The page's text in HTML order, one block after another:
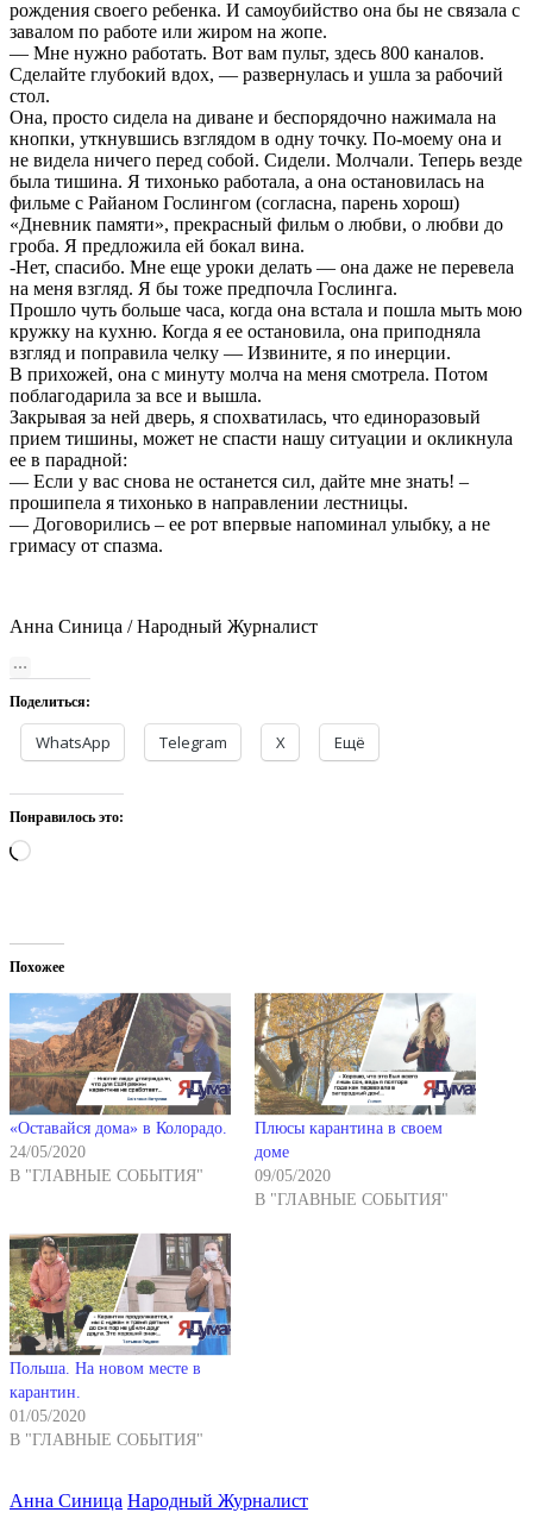
рождения своего ребенка. И самоубийство она бы не связала с
завалом по работе или жиром на жопе.
— Мне нужно работать. Вот вам пульт, здесь 800 каналов.
Сделайте глубокий вдох, — развернулась и ушла за рабочий
стол.
Она, просто сидела на диване и беспорядочно нажимала на
кнопки, уткнувшись взглядом в одну точку. По-моему она и
не видела ничего перед собой. Сидели. Молчали. Теперь везде
была тишина. Я тихонько работала, а она остановилась на
фильме с Райаном Гослингом (согласна, парень хорош)
«Дневник памяти», прекрасный фильм о любви, о любви до
гроба. Я предложила ей бокал вина.
-Нет, спасибо. Мне еще уроки делать — она даже не перевела
на меня взгляд. Я бы тоже предпочла Гослинга.
Прошло чуть больше часа, когда она встала и пошла мыть мою
кружку на кухню. Когда я ее остановила, она приподняла
взгляд и поправила челку — Извините, я по инерции.
В прихожей, она с минуту молча на меня смотрела. Потом
поблагодарила за все и вышла.
Закрывая за ней дверь, я спохватилась, что единоразовый
прием тишины, может не спасти нашу ситуации и окликнула
ее в парадной:
— Если у вас снова не останется сил, дайте мне знать! –
прошипела я тихонько в направлении лестницы.
— Договорились – ее рот впервые напоминал улыбку, а не
гримасу от спазма.
Анна Синица / Народный Журналист
Поделиться:
WhatsApp Telegram X Ещё
Понравилось это:
Загрузка…
Похожее
«Оставайся дома» в Колорадо.
24/05/2020
В "ГЛАВНЫЕ СОБЫТИЯ"
Плюсы карантина в своем
доме
09/05/2020
В "ГЛАВНЫЕ СОБЫТИЯ"
Польша. На новом месте в
карантин.
01/05/2020
В "ГЛАВНЫЕ СОБЫТИЯ"
Анна Синица Народный Журналист